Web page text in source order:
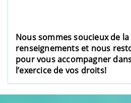
Nous sommes soucieux de
renseignements et nous
pour vous accompagner
l’exercice de vos droits!